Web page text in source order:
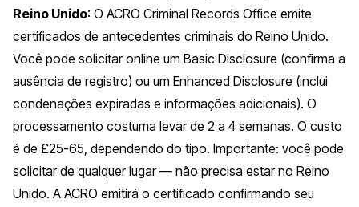
Reino Unido: O ACRO Criminal Records Office emite
certificados de antecedentes criminais do Reino Unido.
Você pode solicitar online um Basic Disclosure (confirma a
ausência de registro) ou um Enhanced Disclosure (inclui
condenações expiradas e informações adicionais). O
processamento costuma levar de 2 a 4 semanas. O custo
é de £25-65, dependendo do tipo. Importante: você pode
solicitar de qualquer lugar — não precisa estar no Reino
Unido. A ACRO emitirá o certificado confirmando seu